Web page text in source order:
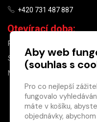
×
+420 731 487 887
Otevírací doba:
PO–PÁ
SO
10:00–13:00
NE
Aby web
(souhlas s
Pro co nejlepší
fungovalo
máte v košíku,
objednávky,